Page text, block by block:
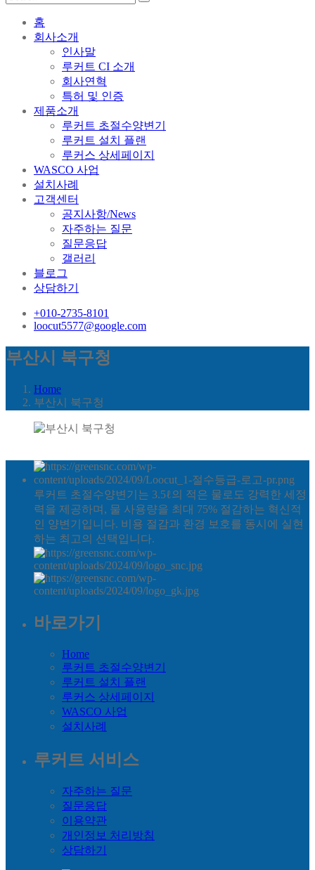
홈
회사소개
인사말
루커트 CI 소개
회사연혁
특허 및 인증
제품소개
루커트 초절수양변기
루커트 설치 플랜
루커스 상세페이지
WASCO 사업
설치사례
고객센터
공지사항/News
자주하는 질문
질문응답
갤러리
블로그
상담하기
+010-2735-8101
loocut5577@google.com
부산시 북구청
Home
부산시 북구청
루커트 초절수양변기는 3.5ℓ의 적은 물로도 강력한 세정
력을 제공하며, 물 사용량을 최대 75% 절감하는 혁신적
인 양변기입니다. 비용 절감과 환경 보호를 동시에 실현
하는 최고의 선택입니다.
바로가기
Home
루커트 초절수양변기
루커트 설치 플랜
루커스 상세페이지
WASCO 사업
설치사례
루커트 서비스
자주하는 질문
질문응답
이용약관
개인정보 처리방침
상담하기